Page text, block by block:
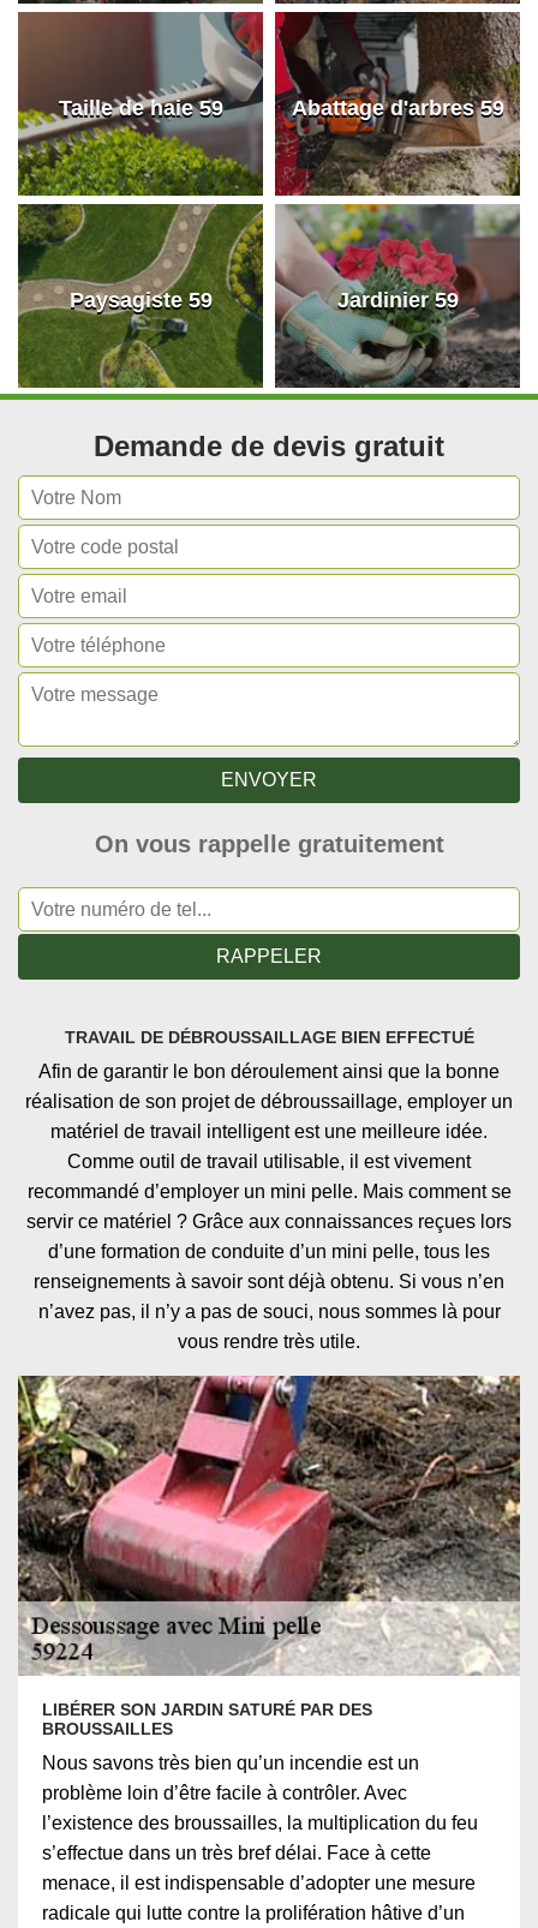
Taille de haie 59 Abattage d'arbres 59
Paysagiste 59 Jardinier 59
Demande de devis gratuit
On vous rappelle gratuitement
TRAVAIL DE DÉBROUSSAILLAGE BIEN EFFECTUÉ
Afin de garantir le bon déroulement ainsi que la bonne
réalisation de son projet de débroussaillage, employer un
matériel de travail intelligent est une meilleure idée.
Comme outil de travail utilisable, il est vivement
recommandé d’employer un mini pelle. Mais comment se
servir ce matériel ? Grâce aux connaissances reçues lors
d’une formation de conduite d’un mini pelle, tous les
renseignements à savoir sont déjà obtenu. Si vous n’en
n’avez pas, il n’y a pas de souci, nous sommes là pour
vous rendre très utile.
LIBÉRER SON JARDIN SATURÉ PAR DES
BROUSSAILLES
Nous savons très bien qu’un incendie est un
problème loin d’être facile à contrôler. Avec
l’existence des broussailles, la multiplication du feu
s’effectue dans un très bref délai. Face à cette
menace, il est indispensable d’adopter une mesure
radicale qui lutte contre la prolifération hâtive d’un